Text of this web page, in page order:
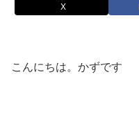
X
こんにちは。かずです